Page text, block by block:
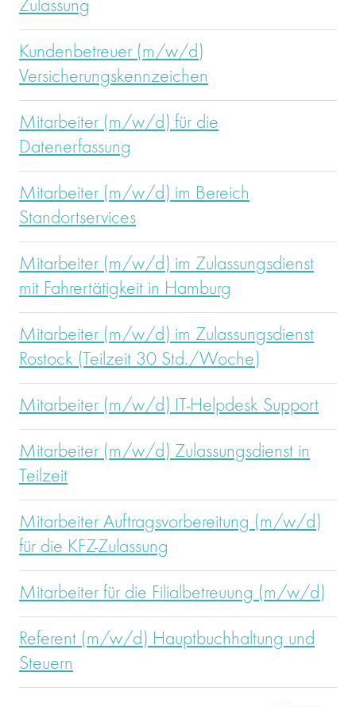
Zulassung
Kundenbetreuer (m/w/d)
Versicherungskennzeichen
Mitarbeiter (m/w/d) für die
Datenerfassung
Mitarbeiter (m/w/d) im Bereich
Standortservices
Mitarbeiter (m/w/d) im Zulassungsdienst
mit Fahrertätigkeit in Hamburg
Mitarbeiter (m/w/d) im Zulassungsdienst
Rostock (Teilzeit 30 Std./Woche)
Mitarbeiter (m/w/d) IT-Helpdesk Support
Mitarbeiter (m/w/d) Zulassungsdienst in
Teilzeit
Mitarbeiter Auftragsvorbereitung (m/w/d)
für die KFZ-Zulassung
Mitarbeiter für die Filialbetreuung (m/w/d)
Referent (m/w/d) Hauptbuchhaltung und
Steuern